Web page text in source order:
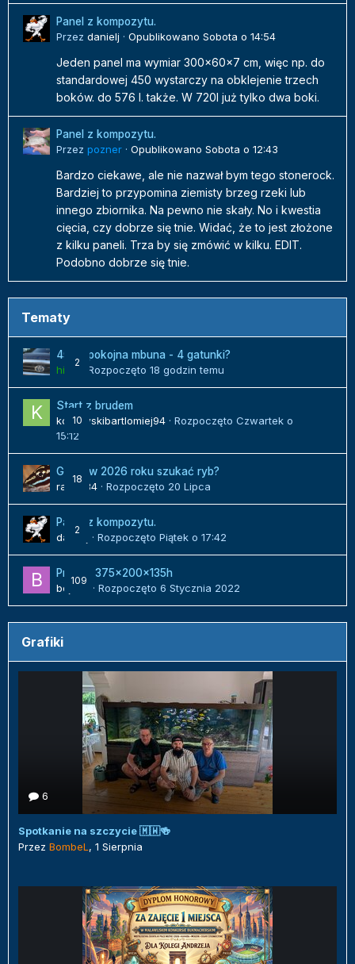
Panel z kompozytu.
Przez danielj · Opublikowano Sobota o 14:54
Jeden panel ma wymiar 300x60x7 cm, więc np. do
standardowej 450 wystarczy na obklejenie trzech
boków. do 576 l. także. W 720l już tylko dwa boki.
Panel z kompozytu.
Przez pozner · Opublikowano Sobota o 12:43
Bardzo ciekawe, ale nie nazwał bym tego stonerock.
Bardziej to przypomina ziemisty brzeg rzeki lub
innego zbiornika. Na pewno nie skały. No i kwestia
cięcia, czy dobrze się tnie. Widać, że to jest złożone
z kilku paneli. Trza by się zmówić w kilku. EDIT.
Podobno dobrze się tnie.
Tematy
2
450l spokojna mbuna - 4 gatunki?
hilux · Rozpoczęto 18 godzin temu
10
Start z brudem
kozlowskibartlomiej94 · Rozpoczęto Czwartek o
15:12
18
Gdzie w 2026 roku szukać ryb?
radek84 · Rozpoczęto 20 Lipca
2
Panel z kompozytu.
danielj
· Rozpoczęto Piątek o 17:42
109
Projekt 375x200x135h
bojack
· Rozpoczęto 6 Stycznia 2022
Grafiki
6
Spotkanie na szczycie 🇲🇼🍻
Przez BombeL , 1 Sierpnia